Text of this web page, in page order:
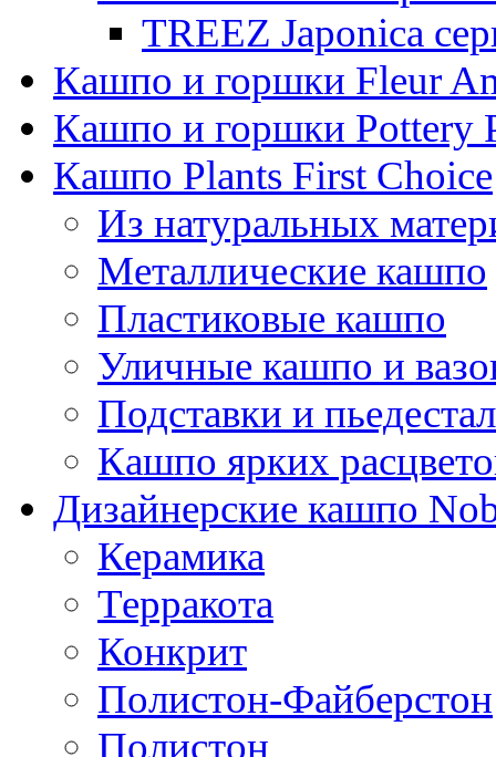
TREEZ Japonica
Кашпо и горшки Fleur
Кашпо и горшки Pottery
Кашпо Plants First Choice
Из натуральных
Металлические кашпо
Пластиковые кашпо
Уличные кашпо и
Подставки и
Кашпо ярких
Дизайнерские кашпо
Керамика
Терракота
Конкрит
Полистон-Файберстон
Полистон